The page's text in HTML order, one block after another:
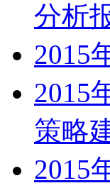
分析
2015
2015
策略
2015